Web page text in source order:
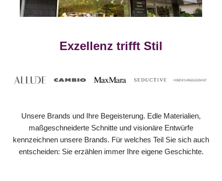
Exzellenz trifft Stil
Unsere Brands und Ihre Begeisterung. Edle Materialien,
maßgeschneiderte Schnitte und visionäre Entwürfe
kennzeichnen unsere Brands. Für welches Teil Sie sich auch
entscheiden: Sie erzählen immer Ihre eigene Geschichte.